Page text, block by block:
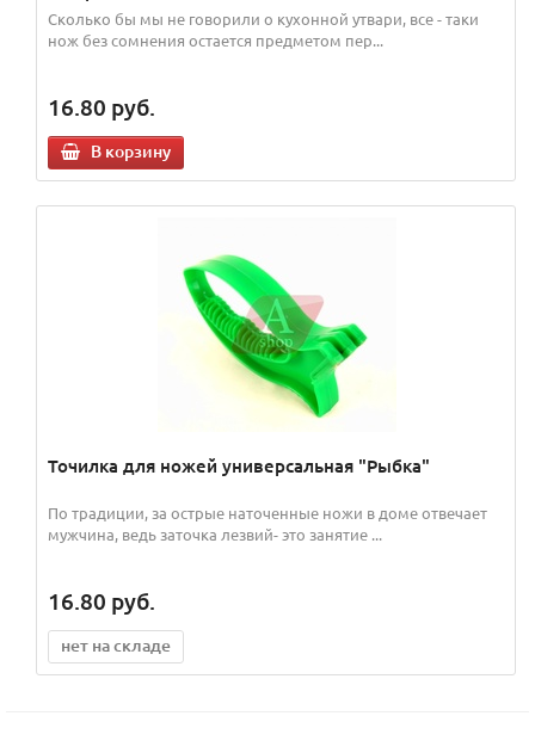
Сколько бы мы не говорили о кухонной утвари, все - таки
нож без сомнения остается предметом пер...
16.80 руб.
В корзину
Точилка для ножей универсальная "Рыбка"
По традиции, за острые наточенные ножи в доме отвечает
мужчина, ведь заточка лезвий- это занятие ...
16.80 руб.
нет на складе